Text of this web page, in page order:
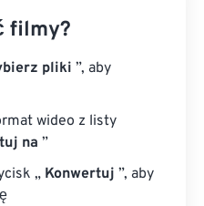
filmy?
pliki ”, aby
wideo z listy
na ”
„ Konwertuj ”, aby